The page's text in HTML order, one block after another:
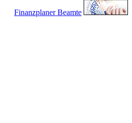
Finanzplaner Beamte